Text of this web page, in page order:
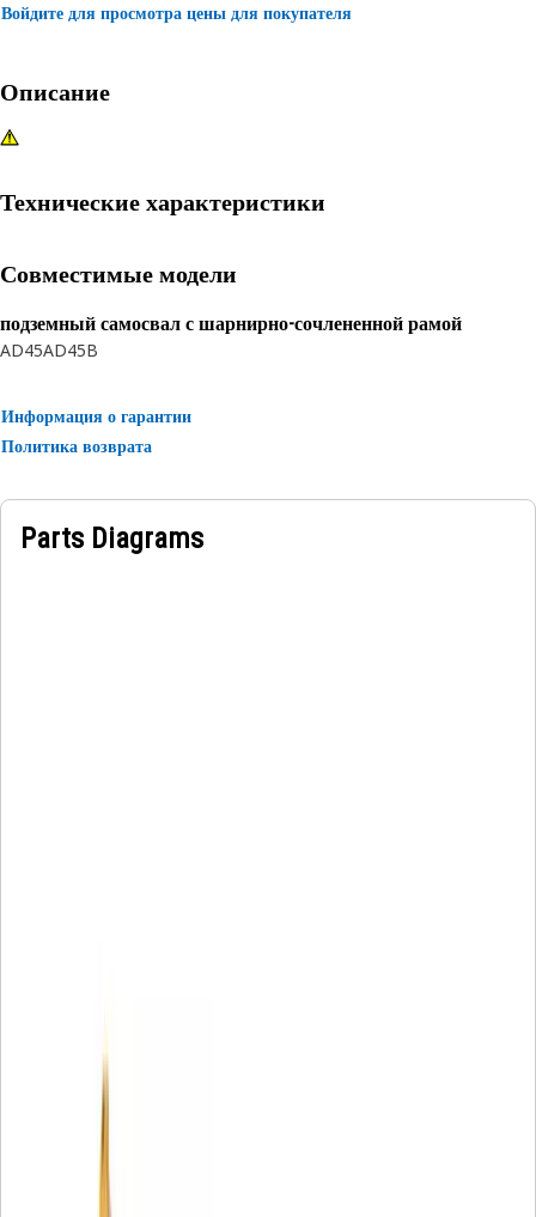
Войдите для просмотра цены для покупателя
Описание
Технические характеристики
Совместимые модели
подземный самосвал с шарнирно-сочлененной рамой
AD45AD45B
Информация о гарантии
Политика возврата
Parts Diagrams